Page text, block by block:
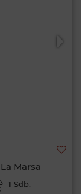
Marsa
1 Sdb.